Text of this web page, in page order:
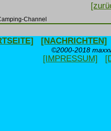
Channel
[NACHRICHTEN]
©2000-2018
[IMPRESSUM]